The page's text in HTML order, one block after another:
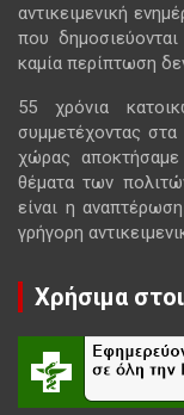
αντικειμενική
που
καμία περίπτωση
55 χρόνια
συμμετέχοντας
χώρας
θέματα των
είναι η
γρήγορη
Χρήσιμα